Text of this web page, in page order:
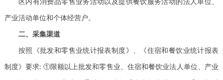
区内有消费品零售业务活动以及提供餐饮服务活动的法人单位、
产业活动单位和个体经营户。
二、采集渠道
按照《批发和零售业统计报表制度》、《住宿和餐饮业统计报表
制度》要求: ①限额以上批发和零售业、住宿和餐饮业法人单位、产业